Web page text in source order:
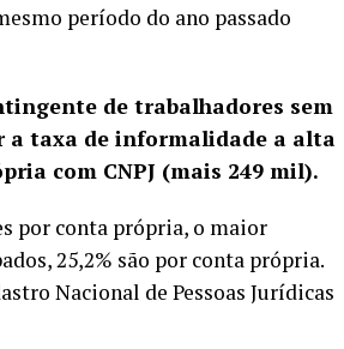
período do ano passado
de trabalhadores sem
a taxa de informalidade a alta
com CNPJ (mais 249 mil).
por conta própria, o maior
25,2% são por conta própria.
Nacional de Pessoas Jurídicas